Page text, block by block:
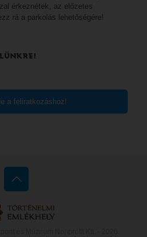
érkeznétek, az előzetes
rá a parkolás lehetőségére!
a feliratkozáshoz!